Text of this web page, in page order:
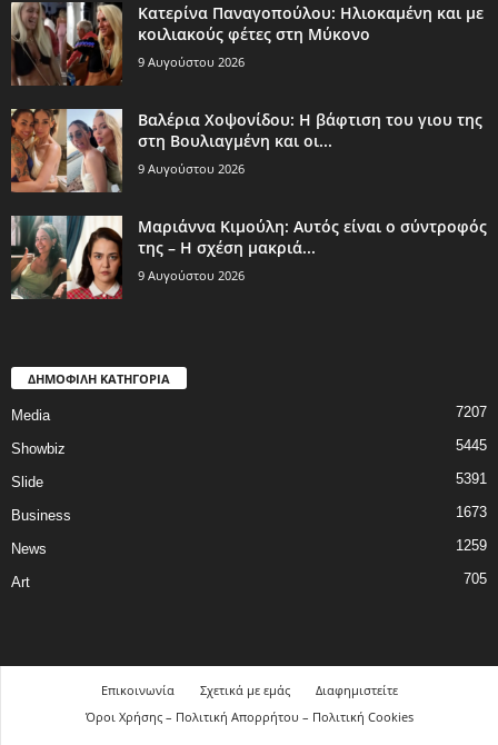
Κατερίνα Παναγοπούλου: Ηλιοκαμένη και με
κοιλιακούς φέτες στη Μύκονο
9 Αυγούστου 2026
Βαλέρια Χοψονίδου: Η βάφτιση του γιου της
στη Βουλιαγμένη και οι...
9 Αυγούστου 2026
Μαριάννα Κιμούλη: Αυτός είναι ο σύντροφός
της – Η σχέση μακριά...
9 Αυγούστου 2026
ΔΗΜΟΦΙΛΗ ΚΑΤΗΓΟΡΙΑ
Media 7207
Showbiz 5445
Slide 5391
Business 1673
News 1259
Art 705
Επικοινωνία Σχετικά με εμάς
Διαφημιστείτε
Όροι Χρήσης – Πολιτική Απορρήτου – Πολιτική Cookies